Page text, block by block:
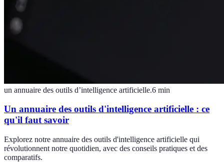
un annuaire des outils d’intelligence artificielle.6 min
Un annuaire des outils d'intelligence artificielle : ce
qu'il faut savoir
Explorez notre annuaire des outils d'intelligence artificielle qui
révolutionnent notre quotidien, avec des conseils pratiques et des
comparatifs.